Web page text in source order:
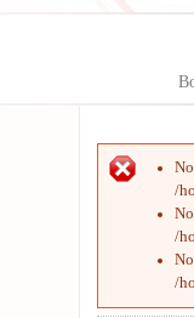
Error
/
/
/